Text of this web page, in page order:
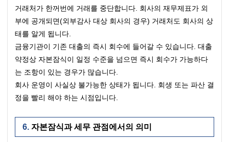
거래처가 한꺼번에 거래를 중단합니다. 회사의 재무제표가 외
부에 공개되면(외부감사 대상 회사의 경우) 거래처도 회사의 상
태를 알게 됩니다.
금융기관이 기존 대출의 즉시 회수에 들어갈 수 있습니다. 대출
약정상 자본잠식이 일정 수준을 넘으면 즉시 회수가 가능하다
는 조항이 있는 경우가 많습니다.
회사 운영이 사실상 불가능한 상태가 됩니다. 회생 또는 파산 결
정을 빨리 해야 하는 시점입니다.
자본잠식과 세무 관점에서의 의미